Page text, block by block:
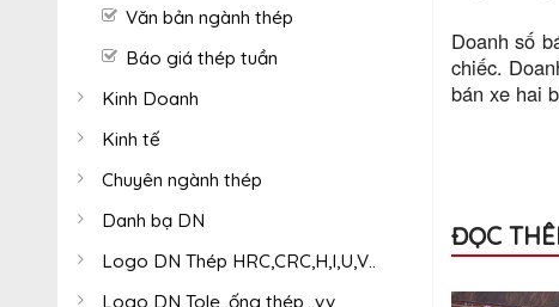
Văn bản ngành thép
Báo giá thép tuần
Kinh Doanh
Kinh tế
Chuyên ngành thép
Danh bạ DN
Logo DN Thép HRC,CRC,H,I,U,V..
Logo DN Tole, ống thép...vv
Doanh số
chiếc.
bán xe hai
ĐỌC